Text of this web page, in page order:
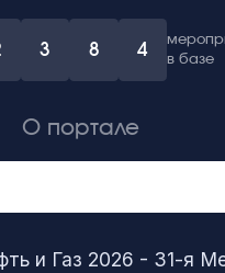
3 8 4
в базе
О портале
и Газ 2026 - 31-я